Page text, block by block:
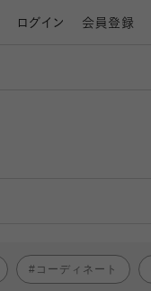
ログイン 会員登録
コーディネート